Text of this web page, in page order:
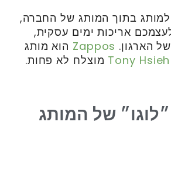
בתוך המותג של החברה,
אריכות ימים עסקית,
הארגון. Zappos הוא מותג
Tony Hsieh מוצלח לא פחות.
של המותג